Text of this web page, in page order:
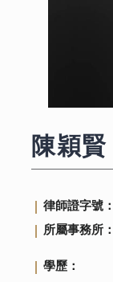
陳穎賢
律師證字號：
所屬事務所：
學歷：